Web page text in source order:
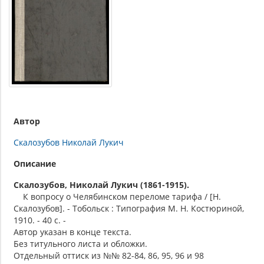
Автор
Скалозубов Николай Лукич
Описание
Скалозубов, Николай Лукич (1861-1915).
К вопросу о Челябинском переломе тарифа / [Н.
Скалозубов]. - Тобольск : Типография М. Н. Костюриной,
1910. - 40 с. -
Автор указан в конце текста.
Без титульного листа и обложки.
Отдельный оттиск из №№ 82-84, 86, 95, 96 и 98